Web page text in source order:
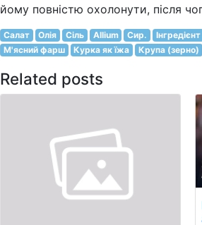
йому повністю охолонути, після
Салат Олія Сіль Allium Сир. Інгредієнт
М'ясний фарш
Курка як їжа Крупа (зерно)
Related posts